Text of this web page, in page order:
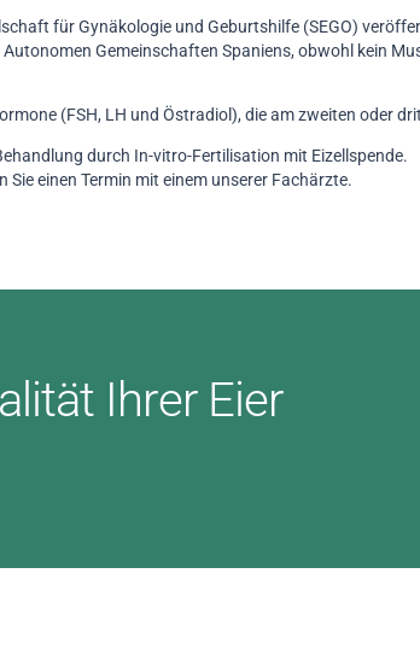
für Gynäkologie und Geburtshilfe (SEGO)
Gemeinschaften Spaniens, obwohl kein
(FSH, LH und Östradiol), die am zweiten oder
durch In-vitro-Fertilisation mit Eizellspende.
Sie einen Termin mit einem unserer Fachärzte.
Ihrer Eier